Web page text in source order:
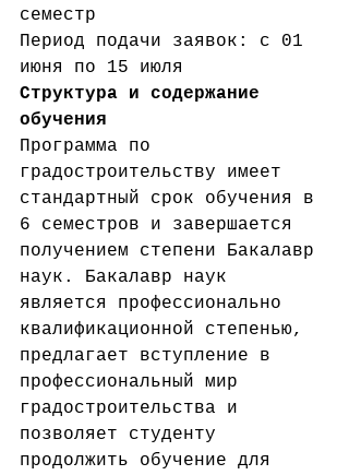
семестр
Период подачи заявок: с 01
июня по 15 июля
Структура и содержание
обучения
Программа по
градостроительству имеет
стандартный срок обучения в
6 семестров и завершается
получением степени Бакалавр
наук. Бакалавр наук
является профессионально
квалификационной степенью,
предлагает вступление в
профессиональный мир
градостроительства и
позволяет студенту
продолжить обучение для